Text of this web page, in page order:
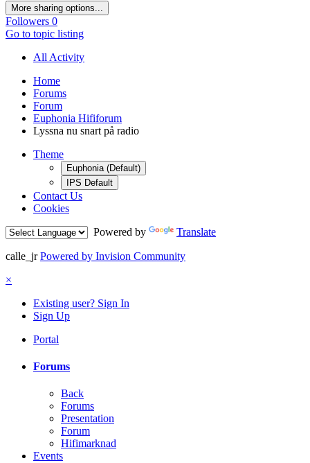
More sharing options...
Followers 0
Go to topic listing
All Activity
Home
Forums
Forum
Euphonia Hififorum
Lyssna nu snart på radio
Theme
Euphonia (Default)
IPS Default
Contact Us
Cookies
Powered by
Translate
calle_jr Powered by Invision Community
×
Existing user? Sign In
Sign Up
Portal
Forums
Back
Forums
Presentation
Forum
Hifimarknad
Events